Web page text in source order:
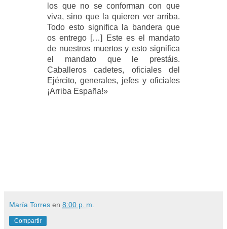
los que no se conforman con que
viva, sino que la quieren ver arriba.
Todo esto significa la bandera que
os entrego […] Este es el mandato
de nuestros muertos y esto significa
el mandato que le prestáis.
Caballeros cadetes, oficiales del
Ejército, generales, jefes y oficiales
¡Arriba España!»
María Torres en 8:00 p. m.
Compartir